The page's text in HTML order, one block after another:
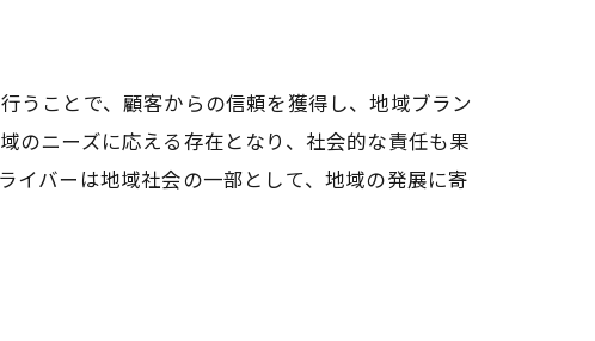
うことで、顧客からの信頼を獲得し、地域ブラン
のニーズに応える存在となり、社会的な責任も果
イバーは地域社会の一部として、地域の発展に寄